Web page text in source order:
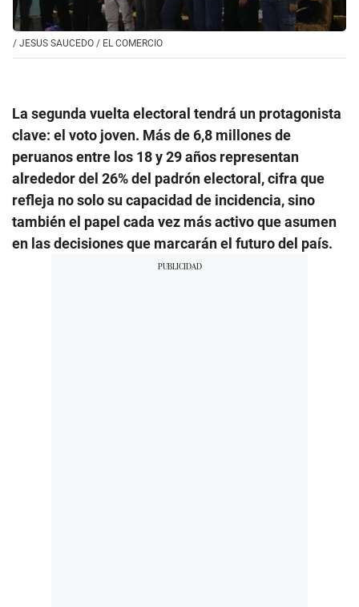
/ JESUS SAUCEDO / EL COMERCIO
La segunda vuelta electoral tendrá un protagonista
clave: el voto joven. Más de 6,8 millones de
peruanos entre los 18 y 29 años representan
alrededor del 26% del padrón electoral, cifra que
refleja no solo su capacidad de incidencia, sino
también el papel cada vez más activo que asumen
en las decisiones que marcarán el futuro del país.